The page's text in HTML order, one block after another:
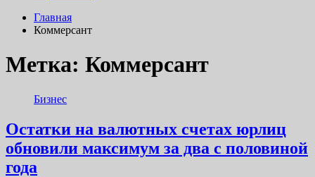
Главная
Коммерсант
Метка: Коммерсант
Бизнес
Остатки на валютных счетах юрлиц
обновили максимум за два с половиной
года